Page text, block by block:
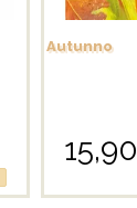
Autunno
15,90